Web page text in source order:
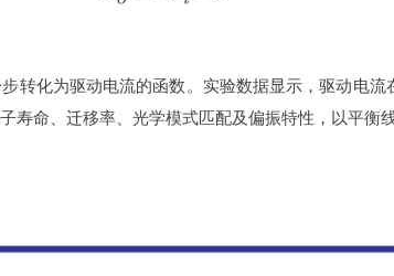
转化为驱动电流的函数。实验数据显示，驱动电
寿命、迁移率、光学模式匹配及偏振特性，以平衡